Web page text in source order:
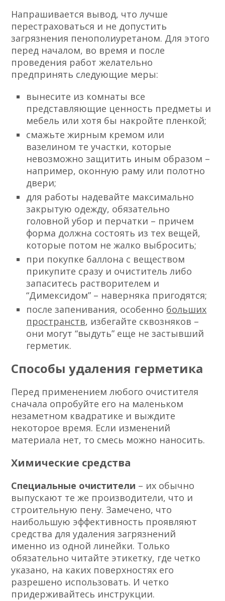
Напрашивается вывод, что лучше
перестраховаться и не допустить
загрязнения пенополиуретаном. Для этого
перед началом, во время и после
проведения работ желательно
предпринять следующие меры:
вынесите из комнаты все
представляющие ценность предметы и
мебель или хотя бы накройте пленкой;
смажьте жирным кремом или
вазелином те участки, которые
невозможно защитить иным образом –
например, оконную раму или полотно
двери;
для работы надевайте максимально
закрытую одежду, обязательно
головной убор и перчатки – причем
форма должна состоять из тех вещей,
которые потом не жалко выбросить;
при покупке баллона с веществом
прикупите сразу и очиститель либо
запаситесь растворителем и
“Димексидом” – наверняка пригодятся;
после запенивания, особенно больших
пространств, избегайте сквозняков –
они могут “выдуть” еще не застывший
герметик.
Способы удаления герметика
Перед применением любого очистителя
сначала опробуйте его на маленьком
незаметном квадратике и выждите
некоторое время. Если изменений
материала нет, то смесь можно наносить.
Химические средства
Специальные очистители – их обычно
выпускают те же производители, что и
строительную пену. Замечено, что
наибольшую эффективность проявляют
средства для удаления загрязнений
именно из одной линейки. Только
обязательно читайте этикетку, где четко
указано, на каких поверхностях его
разрешено использовать. И четко
придерживайтесь инструкции.